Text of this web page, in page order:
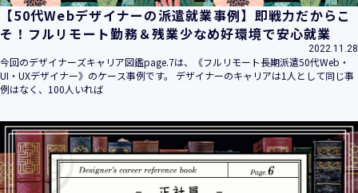
令和6年 5月 1日 改訂
令和7年 2月17日 改訂
株式会社ユウクリ（以下「当社」といいます。）が取得する
個人情報とは、個人の識別に係る以下の情報をいいます。
カード情報、ログインID、パスワード、ニックネーム、IPア
ドレス等において、特定の個人を識別できる情報
（他の情報と照合することができ、それにより特定の個人を
識別することができることとなるものを含みます。）
【50代Webデザイナーの派遣就業事例】即戦力だからこ
そ！フルリモート勤務＆残業少なめ好環境で安心就業
2022.11.28
今回のデザイナーズキャリア図鑑page.7は、《フルリモート長期派遣50代Web・
UI・UXデザイナー》のケース事例です。 デザイナーのキャリアは1人として同じ事
例はなく、100人いれば